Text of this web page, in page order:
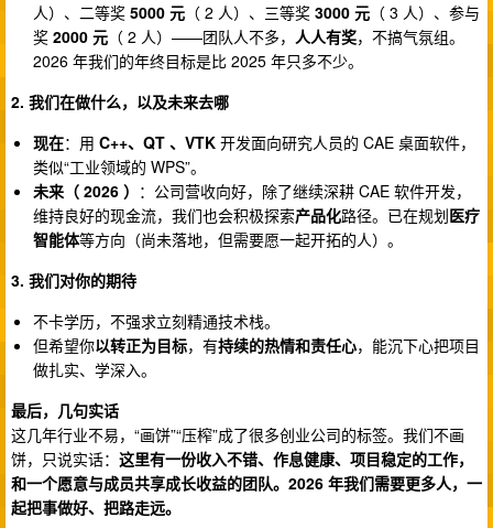
人）、二等奖 5000 元 （ 2 人）、三等奖 3000 元 （ 3 人）、参与
奖 2000 元 （ 2 人）——团队人不多， 人人有奖，不搞气氛组。
2026 年我们的年终目标是比 2025 年只多不少。
2. 我们在做什么，以及未来去哪
现在：用 C++、QT 、VTK 开发面向研究人员的 CAE 桌面软件，
类似“工业领域的 WPS”。
未来（ 2026 ） ：公司营收向好，除了继续深耕 CAE 软件开发，
维持良好的现金流，我们也会积极探索产品化路径。已在规划医疗
智能体等方向（尚未落地，但需要愿一起开拓的人）。
3. 我们对你的期待
不卡学历，不强求立刻精通技术栈。
但希望你以转正为目标，有持续的热情和责任心，能沉下心把项目
做扎实、学深入。
最后，几句实话
这几年行业不易，“画饼”“压榨”成了很多创业公司的标签。我们不画
饼，只说实话： 这里有一份收入不错、作息健康、项目稳定的工作，
和一个愿意与成员共享成长收益的团队。2026 年我们需要更多人，一
起把事做好、把路走远。